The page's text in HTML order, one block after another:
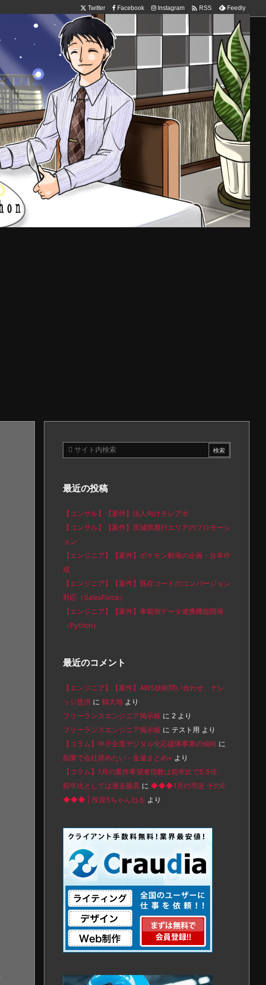
Twitter Facebook Instagram  RSS Feedly
最近の投稿
【コンサル】【案件】法人向けテレアポ
【コンサル】【案件】茨城県鹿行エリアのプロモーシ
ョン
【エンジニア】【案件】ポケモン動画の企画・台本作
成
【エンジニア】【案件】既存コードのコンバージョン
対応（SalesForce）
【エンジニア】【案件】車載側データ連携機能開発
（Python）
最近のコメント
【エンジニア】【案件】AWS技術問い合わせ、ナレ
ッジ提供 に 鶴大地 より
フリーランスエンジニア掲示板 に 2 より
フリーランスエンジニア掲示板 に テスト用 より
【コラム】中小企業デジタル化応援隊事業の傾向 に
副業で会社辞めたい - 金速まとめ+ より
【コラム】1月の案件希望者指数は前年比で5.5倍、
前年比としては過去最高 に ◆◆◆1月の市況 その6
◆◆◆ | 投資5ちゃんねる より